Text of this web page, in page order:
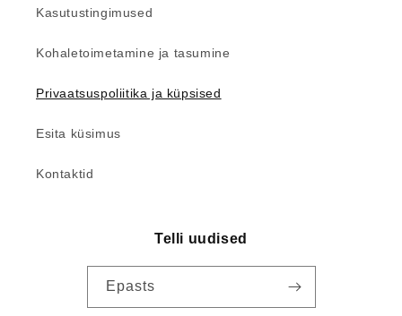
Kasutustingimused
Kohaletoimetamine ja tasumine
Privaatsuspoliitika ja küpsised
Esita küsimus
Kontaktid
Telli uudised
Epasts